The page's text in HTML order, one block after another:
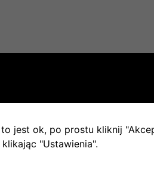
jest ok, po prostu kliknij
"Ustawienia".